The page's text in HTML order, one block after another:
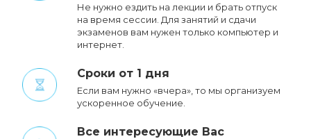
Не нужно ездить на лекции и брать отпуск
на время сессии. Для занятий и сдачи
экзаменов вам нужен только компьютер и
интернет.
Сроки от 1 дня
Если вам нужно «вчера», то мы организуем
ускоренное обучение.
Все интересующие Вас